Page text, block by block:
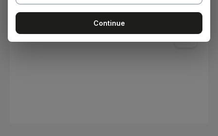
Пропуснете галерия с изображения
Continue